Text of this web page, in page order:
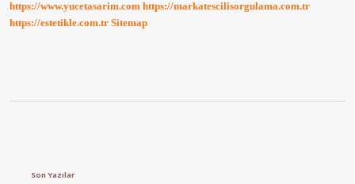
https://www.yucetasarim.com https://markatescilisorgulama.com.tr
https://estetikle.com.tr Sitemap
Son Yazılar